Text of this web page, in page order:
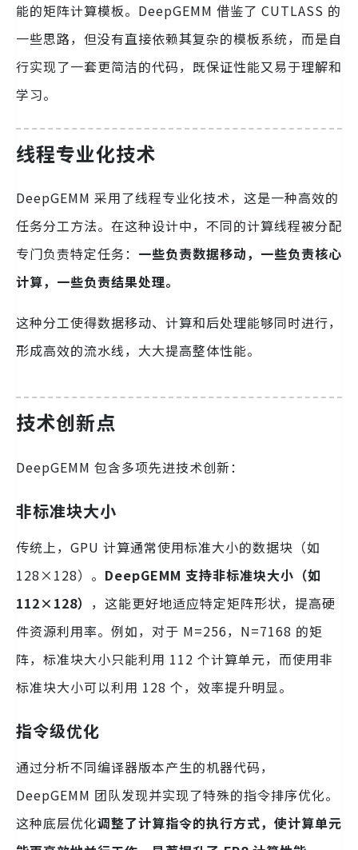
能的矩阵计算模板。DeepGEMM 借鉴了 CUTLASS 的
一些思路，但没有直接依赖其复杂的模板系统，而是自
行实现了一套更简洁的代码，既保证性能又易于理解和
学习。
线程专业化技术
DeepGEMM 采用了线程专业化技术，这是一种高效的
任务分工方法。在这种设计中，不同的计算线程被分配
专门负责特定任务： 一些负责数据移动，一些负责核心
计算，一些负责结果处理。
这种分工使得数据移动、计算和后处理能够同时进行，
形成高效的流水线，大大提高整体性能。
技术创新点
DeepGEMM 包含多项先进技术创新：
非标准块大小
传统上，GPU 计算通常使用标准大小的数据块（如
128×128）。 DeepGEMM 支持非标准块大小（如
112×128） ，这能更好地适应特定矩阵形状，提高硬
件资源利用率。例如，对于 M=256，N=7168 的矩
阵，标准块大小只能利用 112 个计算单元，而使用非
标准块大小可以利用 128 个，效率提升明显。
指令级优化
通过分析不同编译器版本产生的机器代码，
DeepGEMM 团队发现并实现了特殊的指令排序优化。
这种底层优化调整了计算指令的执行方式，使计算单元